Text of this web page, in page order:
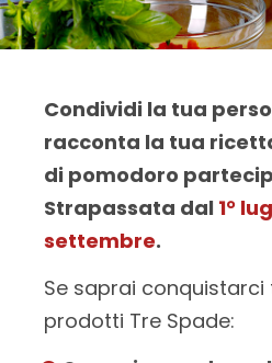
Condividi la tua
racconta la tua
di pomodoro
Strapassata dal 1°
settembre.
Se saprai
prodotti Tre Spade: